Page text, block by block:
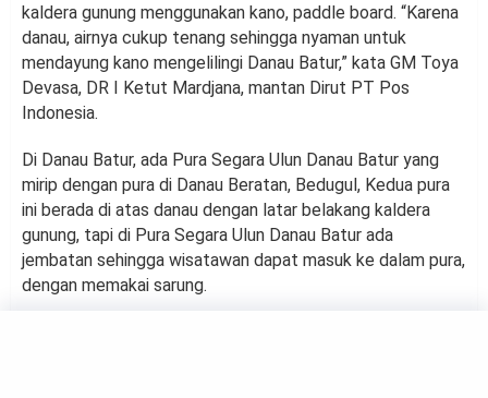
kaldera gunung menggunakan kano, paddle board. “Karena
danau, airnya cukup tenang sehingga nyaman untuk
mendayung kano mengelilingi Danau Batur,” kata GM Toya
Devasa, DR I Ketut Mardjana, mantan Dirut PT Pos
Indonesia.
Di Danau Batur, ada Pura Segara Ulun Danau Batur yang
mirip dengan pura di Danau Beratan, Bedugul, Kedua pura
ini berada di atas danau dengan latar belakang kaldera
gunung, tapi di Pura Segara Ulun Danau Batur ada
jembatan sehingga wisatawan dapat masuk ke dalam pura,
dengan memakai sarung.